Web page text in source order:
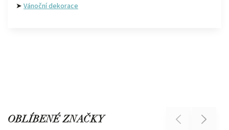
➤ Vánoční dekorace
OBLÍBENÉ ZNAČKY Previous Next